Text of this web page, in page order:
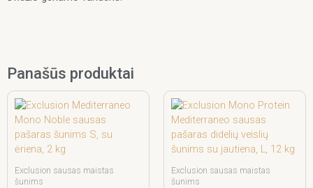
Panašūs produktai
Exclusion sausas maistas
šunims
Exclusion sausas maistas
šunims